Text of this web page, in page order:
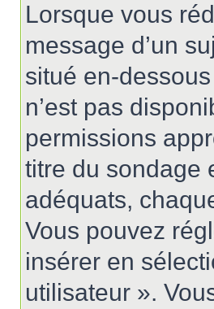
Lorsque vous
message d’un
situé en-
n’est pas
permissions
titre du sondage
adéquats,
Vous pouvez
insérer en
utilisateur ».